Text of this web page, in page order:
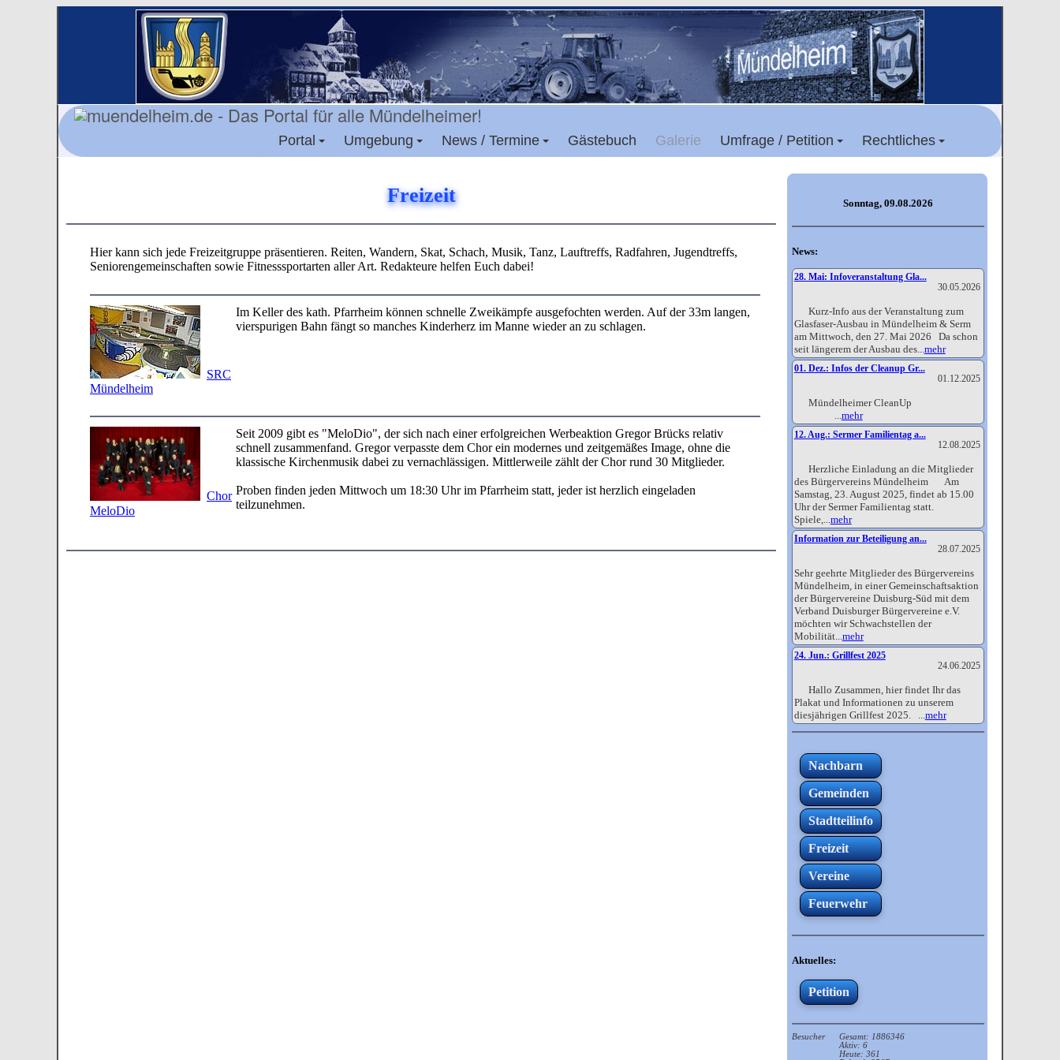
Portal Umgebung News / Termine Gästebuch Galerie Umfrage / Petition Rechtliches
Freizeit
Hier kann sich jede Freizeitgruppe präsentieren. Reiten, Wandern, Skat, Schach, Musik, Tanz, Lauftreffs, Radfahren, Jugendtreffs,
Seniorengemeinschaften sowie Fitnesssportarten aller Art. Redakteure helfen Euch dabei!
SRC
Mündelheim
Im Keller des kath. Pfarrheim können schnelle Zweikämpfe ausgefochten werden. Auf der 33m langen,
vierspurigen Bahn fängt so manches Kinderherz im Manne wieder an zu schlagen.
Chor
MeloDio
Seit 2009 gibt es "MeloDio", der sich nach einer erfolgreichen Werbeaktion Gregor Brücks relativ
schnell zusammenfand. Gregor verpasste dem Chor ein modernes und zeitgemäßes Image, ohne die
klassische Kirchenmusik dabei zu vernachlässigen. Mittlerweile zählt der Chor rund 30 Mitglieder.
Proben finden jeden Mittwoch um 18:30 Uhr im Pfarrheim statt, jeder ist herzlich eingeladen
teilzunehmen.
Sonntag, 09.08.2026
News:
28. Mai: Infoveranstaltung Gla...
30.05.2026
Kurz-Info aus der Veranstaltung zum
Glasfaser-Ausbau in Mündelheim & Serm
am Mittwoch, den 27. Mai 2026 Da schon
seit längerem der Ausbau des...mehr
01. Dez.: Infos der Cleanup Gr...
01.12.2025
Mündelheimer CleanUp
...mehr
12. Aug.: Sermer Familientag a...
12.08.2025
Herzliche Einladung an die Mitglieder
des Bürgervereins Mündelheim Am
Samstag, 23. August 2025, findet ab 15.00
Uhr der Sermer Familientag statt.
Spiele,...mehr
Information zur Beteiligung an...
28.07.2025
Sehr geehrte Mitglieder des Bürgervereins
Mündelheim, in einer Gemeinschaftsaktion
der Bürgervereine Duisburg-Süd mit dem
Verband Duisburger Bürgervereine e.V.
möchten wir Schwachstellen der
Mobilität...mehr
24. Jun.: Grillfest 2025
24.06.2025
Hallo Zusammen, hier findet Ihr das
Plakat und Informationen zu unserem
diesjährigen Grillfest 2025. ...mehr
Nachbarn
Gemeinden
Stadtteilinfo
Freizeit
Vereine
Feuerwehr
Aktuelles:
Petition
Besucher
Gesamt: 1886346
Aktiv: 6
Heute: 361